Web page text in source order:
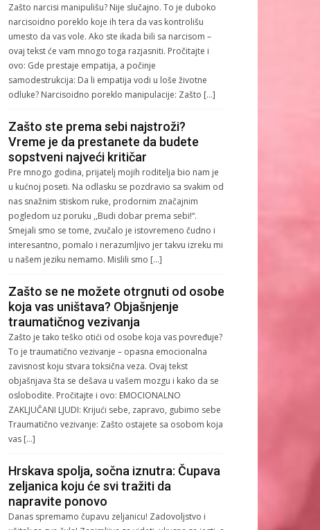
Zašto narcisi manipulišu? Nije slučajno. To je duboko
narcisoidno poreklo koje ih tera da vas kontrolišu
umesto da vas vole. Ako ste ikada bili sa narcisom –
ovaj tekst će vam mnogo toga razjasniti. Pročitajte i
ovo: Gde prestaje empatija, a počinje
samodestrukcija: Da li empatija vodi u loše životne
odluke? Narcisoidno poreklo manipulacije: Zašto […]
Zašto ste prema sebi najstroži?
Vreme je da prestanete da budete
sopstveni najveći kritičar
Pre mnogo godina, prijatelj mojih roditelja bio nam je
u kućnoj poseti. Na odlasku se pozdravio sa svakim od
nas snažnim stiskom ruke, prodornim značajnim
pogledom uz poruku ,,Budi dobar prema sebi!“.
Smejali smo se tome, zvučalo je istovremeno čudno i
interesantno, pomalo i nerazumljivo jer takvu izreku mi
u našem jeziku nemamo. Mislili smo […]
Zašto se ne možete otrgnuti od osobe
koja vas uništava? Objašnjenje
traumatičnog vezivanja
Zašto je tako teško otići od osobe koja vas povređuje?
To je traumatično vezivanje – opasna emocionalna
zavisnost koju stvara toksična veza. Ovaj tekst
objašnjava šta se dešava u vašem mozgu i kako da se
oslobodite. Pročitajte i ovo: EMOCIONALNO
ZAKLJUČANI LJUDI: Krijući sebe, zapravo, gubimo sebe
Traumatično vezivanje: Zašto ostajete sa osobom koja
vas […]
Hrskava spolja, sočna iznutra: Čupava
zeljanica koju će svi tražiti da
napravite ponovo
Danas spremamo čupavu zeljanicu! Zadovoljstvo i